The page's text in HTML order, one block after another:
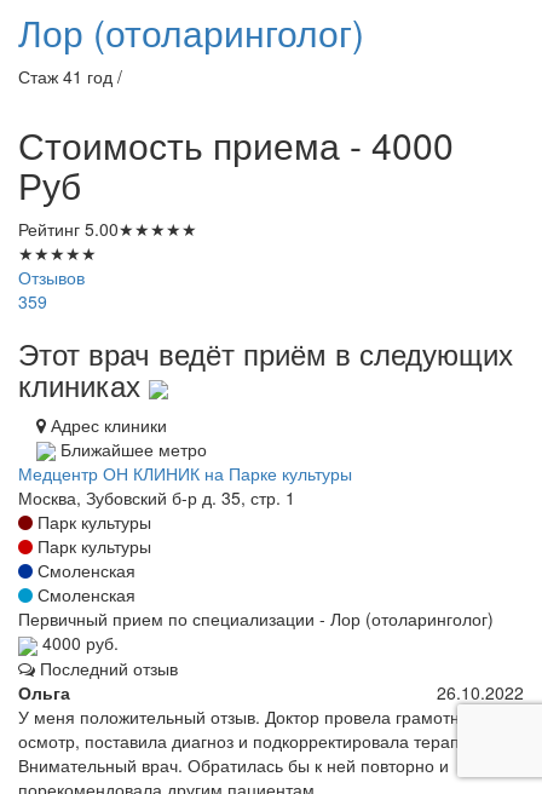
Лор (отоларинголог)
Стаж 41 год /
Стоимость приема - 4000
Руб
Рейтинг 5.00★★★★★
★★★★★
Отзывов
359
Этот врач ведёт приём в следующих
клиниках
Адрес клиники
Ближайшее метро
Медцентр ОН КЛИНИК на Парке культуры
Москва, Зубовский б-р д. 35, стр. 1
Парк культуры
Парк культуры
Смоленская
Смоленская
Первичный прием по специализации - Лор (отоларинголог)
4000 руб.
Последний отзыв
Ольга
26.10.2022
У меня положительный отзыв. Доктор провела грамотный
осмотр, поставила диагноз и подкорректировала терапию.
Внимательный врач. Обратилась бы к ней повторно и
порекомендовала другим пациентам.